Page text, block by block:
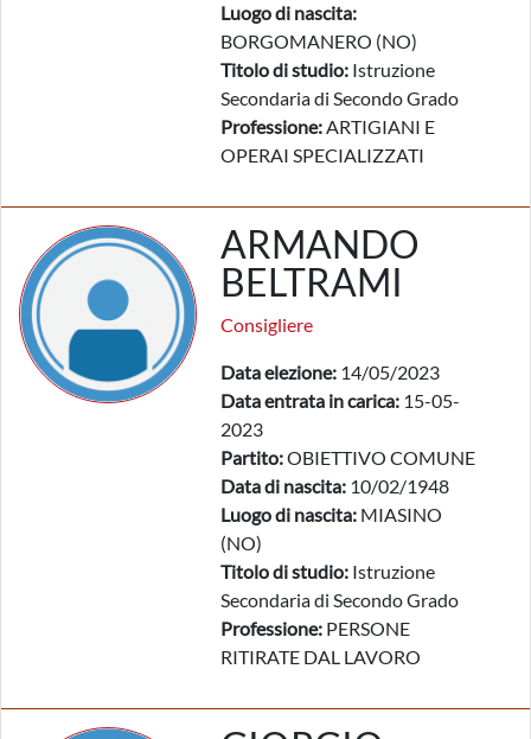
Luogo di nascita:
BORGOMANERO (NO)
Titolo di studio: Istruzione
Secondaria di Secondo Grado
Professione:ARTIGIANI E
OPERAI SPECIALIZZATI
ARMANDO
BELTRAMI
Consigliere
Data elezione: 14/05/2023
Data entrata in carica: 15-05-
2023
Partito:OBIETTIVO COMUNE
Data di nascita: 10/02/1948
Luogo di nascita: MIASINO
(NO)
Titolo di studio: Istruzione
Secondaria di Secondo Grado
Professione: PERSONE
RITIRATE DAL LAVORO